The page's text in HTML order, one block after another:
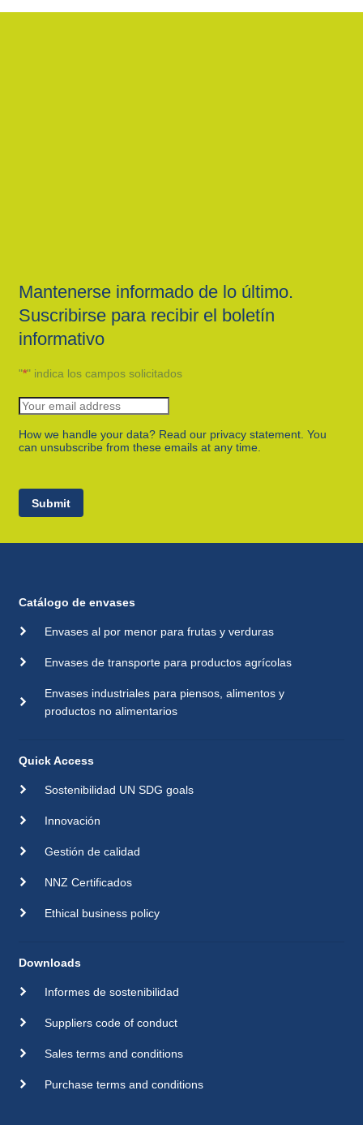
Mantenerse informado de lo último.
Suscribirse para recibir el boletín
informativo
"*" indica los campos solicitados
How we handle your data? Read our privacy statement. You
can unsubscribe from these emails at any time.
Submit
Catálogo de envases
Envases al por menor para frutas y verduras
Envases de transporte para productos agrícolas
Envases industriales para piensos, alimentos y
productos no alimentarios
Quick Access
Sostenibilidad UN SDG goals
Innovación
Gestión de calidad
NNZ Certificados
Ethical business policy
Downloads
Informes de sostenibilidad
Suppliers code of conduct
Sales terms and conditions
Purchase terms and conditions